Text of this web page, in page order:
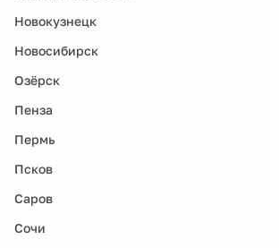
Новокузнецк
Новосибирск
Озёрск
Пенза
Пермь
Псков
Саров
Сочи